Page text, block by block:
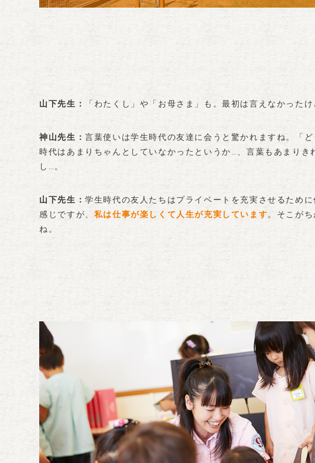
山下先生 「わたくし」や「お母さま」も。最初は言えなかった
神山先生
言葉使いは学生時代の友達に会うと驚かれますね。「
時代はあまりちゃんとしていなかったというか…、言葉もあまりき
し…。
山下先生
学生時代の友人たちはプライベートを充実させるため
感じですが、 私は仕事が楽しくて人生が充実しています。そこが
ね。